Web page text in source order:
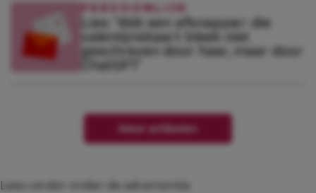
PERSOONLIJK
Lies: ‘Wát een afknapper: die
valentijnskaart bleek niet
geschreven door haar, maar door
ChatGPT’
Meer artikelen
Lees verder onder de advertentie